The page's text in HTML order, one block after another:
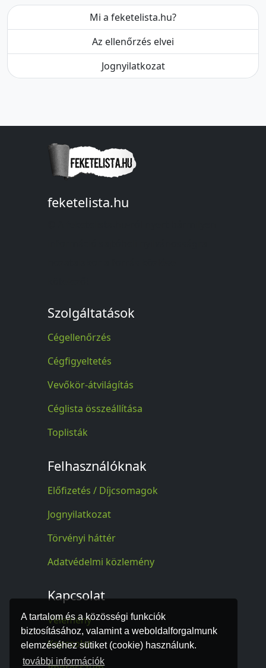
A tartalom és a közösségi funkciók
biztosításához, valamint a weboldalforgalmunk
elemzéséhez sütiket (cookie) használunk.
további információk
Mi a feketelista.hu?
Az ellenőrzés elvei
Jognyilatkozat
feketelista.hu
Szolgáltatások
Cégellenőrzés
Cégfigyeltetés
Vevőkör-átvilágítás
Céglista összeállítása
Toplisták
Felhasználóknak
Előfizetés / Díjcsomagok
Jognyilatkozat
Törvényi háttér
Adatvédelmi közlemény
Kapcsolat
Vélemény
Kapcsolat